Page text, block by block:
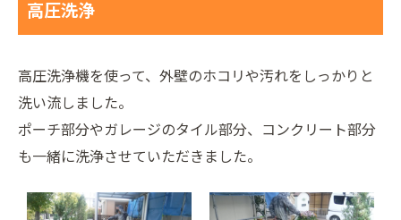
高圧洗浄
高圧洗浄機を使って、外壁のホコリや汚れをしっかりと
洗い流しました。
ポーチ部分やガレージのタイル部分、コンクリート部分
も一緒に洗浄させていただきました。